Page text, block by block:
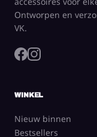
accessoires voor
Ontworpen en
VK.
WINKEL
Nieuw binnen
Bestsellers